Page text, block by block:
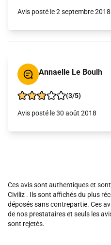
Avis posté le 2 septembre 2018
Annaelle Le Boulh
(3/5)
Avis posté le 30 août 2018
Ces avis sont authentiques et
Civiliz . Ils sont affichés du plus
déposés sans contrepartie. Ces
de nos prestataires et seuls les
sont rejetés.